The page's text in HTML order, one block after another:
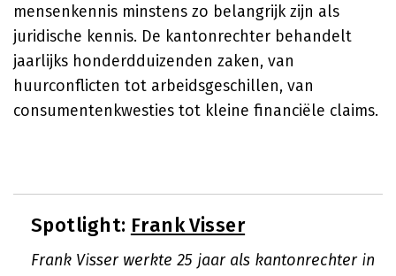
mensenkennis minstens zo belangrijk zijn als
juridische kennis. De kantonrechter behandelt
jaarlijks honderdduizenden zaken, van
huurconflicten tot arbeidsgeschillen, van
consumentenkwesties tot kleine financiële claims.
Spotlight: Frank Visser
Frank Visser werkte 25 jaar als kantonrechter in